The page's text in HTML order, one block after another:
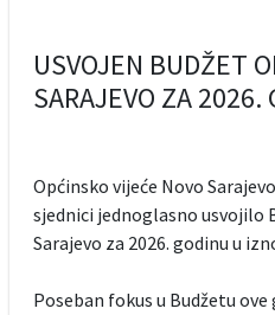
USVOJEN BUDŽET
SARAJEVO ZA 2026.
Općinsko vijeće Novo
sjednici jednoglasno usvojilo
Sarajevo za 2026. godinu u
Poseban fokus u Budžetu